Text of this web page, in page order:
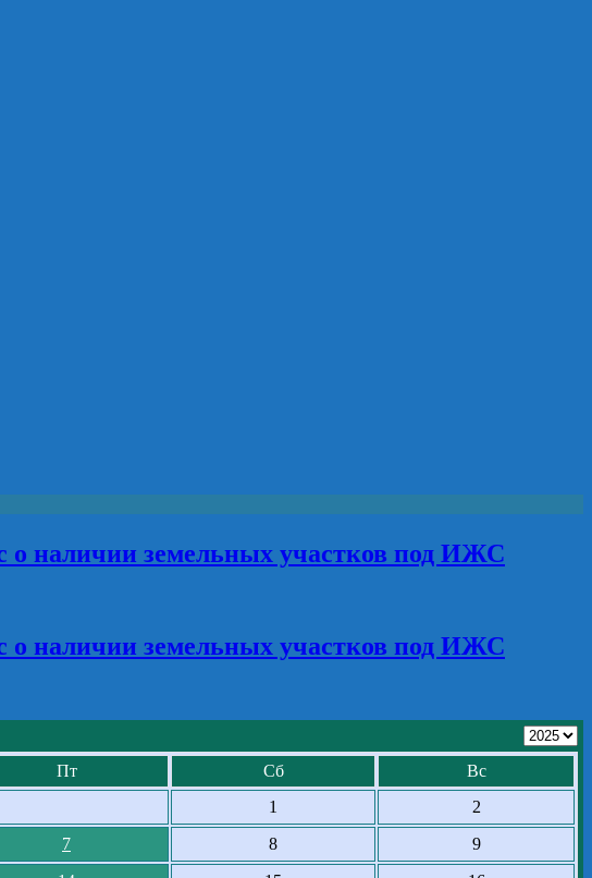
о наличии земельных участков под ИЖС
о наличии земельных участков под ИЖС
Пт Сб
Вс
1
2
7 8
9